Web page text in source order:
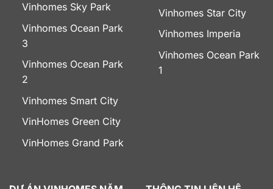
Vinhomes Sky Park
Vinhomes Ocean Park
3
Vinhomes Ocean Park
2
Vinhomes Smart City
VinHomes Green City
VinHomes Grand Park
Vinhomes Star City
Vinhomes Imperia
Vinhomes Ocean Park
1